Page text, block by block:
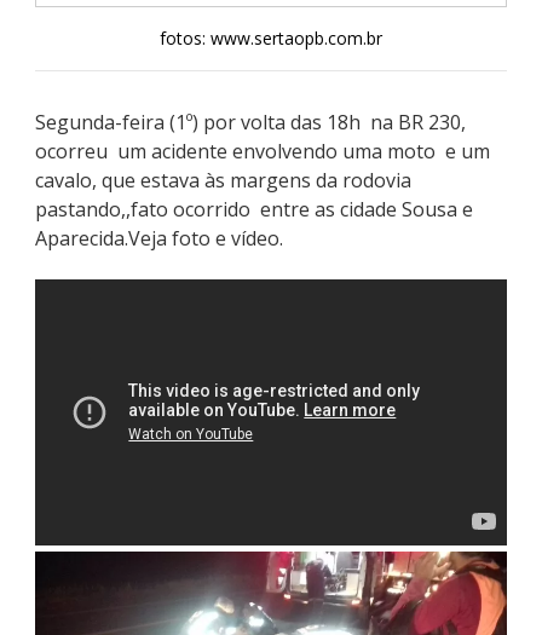
fotos: www.sertaopb.com.br
Segunda-feira (1º) por volta das 18h na BR 230,
ocorreu um acidente envolvendo uma moto e um
cavalo, que estava às margens da rodovia
pastando,,fato ocorrido entre as cidade Sousa e
Aparecida.Veja foto e vídeo.